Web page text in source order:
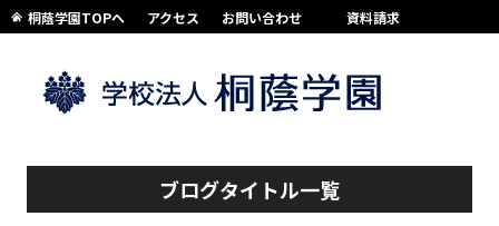
桐蔭学園TOPへ アクセス お問い合わせ 資料請求
ブログタイトル一覧